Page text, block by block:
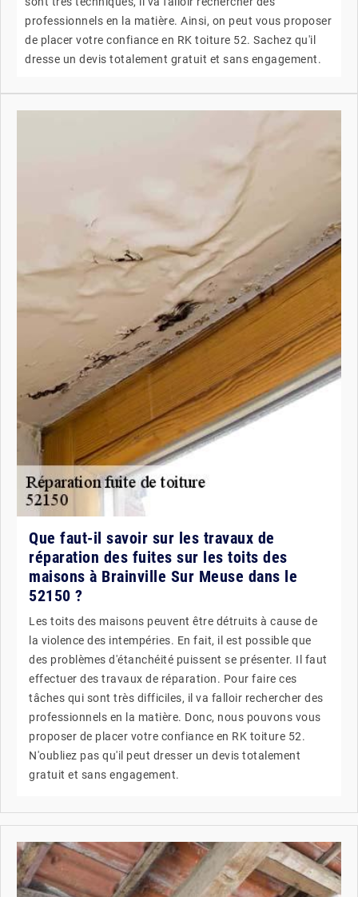
professionnels en la matière. Ainsi, on peut vous proposer
de placer votre confiance en RK toiture 52. Sachez qu'il
dresse un devis totalement gratuit et sans engagement.
Que faut-il savoir sur les travaux de
réparation des fuites sur les toits des
maisons à Brainville Sur Meuse dans le
52150 ?
Les toits des maisons peuvent être détruits à cause de
la violence des intempéries. En fait, il est possible que
des problèmes d'étanchéité puissent se présenter. Il faut
effectuer des travaux de réparation. Pour faire ces
tâches qui sont très difficiles, il va falloir rechercher des
professionnels en la matière. Donc, nous pouvons vous
proposer de placer votre confiance en RK toiture 52.
N'oubliez pas qu'il peut dresser un devis totalement
gratuit et sans engagement.